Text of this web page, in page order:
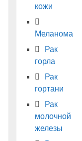
кожи
Меланома
Рак
горла
Рак
гортани
Рак
молочной
железы